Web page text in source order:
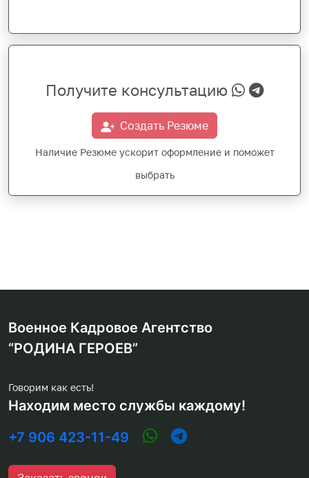
Получите консультацию
Создать Резюме
Наличие Резюме ускорит оформление и поможет
выбрать
+7 906 423-11-49
Говорим как есть!
Находим место службы каждому!
Военное Кадровое Агентство
“РОДИНА ГЕРОЕВ”